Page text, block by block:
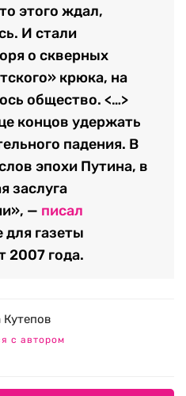
этого ждал,
И стали
о скверных
крюка, на
общество. <…>
концов удержать
падения. В
эпохи Путина, в
заслуга
— писал
для газеты
2007 года.
Кутепов
с автором